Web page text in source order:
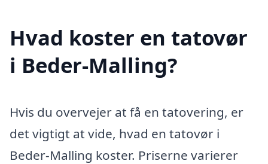
Hvad koster en tatovør
i Beder-Malling?
Hvis du overvejer at få en tatovering, er
det vigtigt at vide, hvad en tatovør i
Beder-Malling koster. Priserne varierer